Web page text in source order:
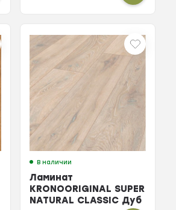
В наличии
Ламинат
KRONOORIGINAL SUPER
NATURAL CLASSIC Дуб